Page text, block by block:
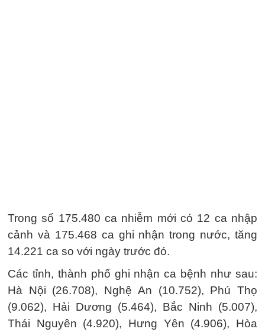
Trong số 175.480 ca nhiễm mới có 12 ca nhập
cảnh và 175.468 ca ghi nhận trong nước, tăng
14.221 ca so với ngày trước đó.
Các tỉnh, thành phố ghi nhận ca bệnh như sau:
Hà Nội (26.708), Nghệ An (10.752), Phú Thọ
(9.062), Hải Dương (5.464), Bắc Ninh (5.007),
Thái Nguyên (4.920), Hưng Yên (4.906), Hòa